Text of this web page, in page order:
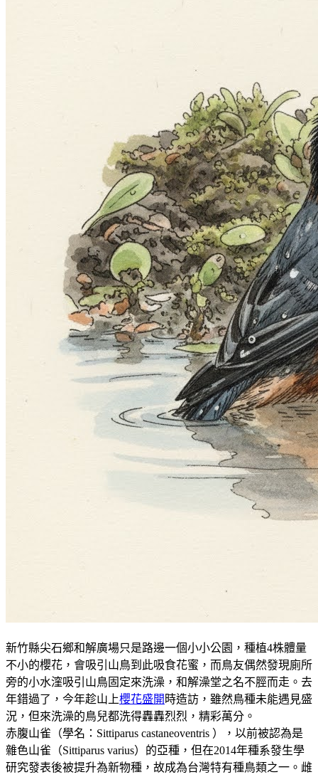
新竹縣尖石鄉和解廣場只是路邊一個小小公園，種植4株體量
不小的櫻花，會吸引山鳥到此吸食花蜜，而鳥友偶然發現廁所
旁的小水漥吸引山鳥固定來洗澡，和解澡堂之名不脛而走。去
年錯過了，今年趁山上櫻花盛開 時造訪，雖然鳥種未能遇見盛
況，但來洗澡的鳥兒都洗得轟轟烈烈，精彩萬分。
赤腹山雀（學名：Sittiparus castaneoventris ），以前被認為是
雜色山雀（Sittiparus varius）的亞種，但在2014年種系發生學
研究發表後被提升為新物種，故成為台灣特有種鳥類之一。雌